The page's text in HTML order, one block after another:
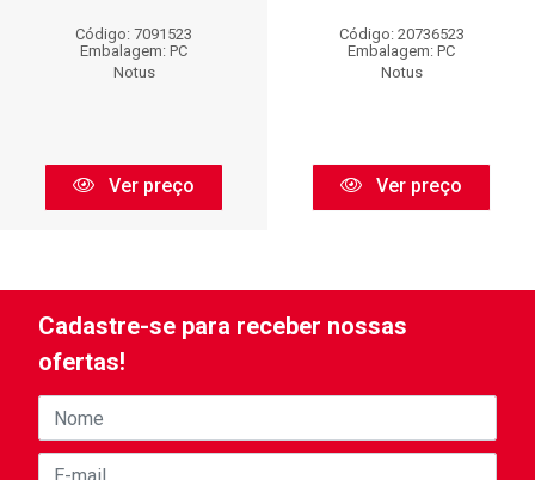
Código: 7091523
Embalagem: PC
Notus
Ver preço
Código: 20736523
Embalagem: PC
Notus
Ver preço
Cadastre-se para receber nossas
ofertas!